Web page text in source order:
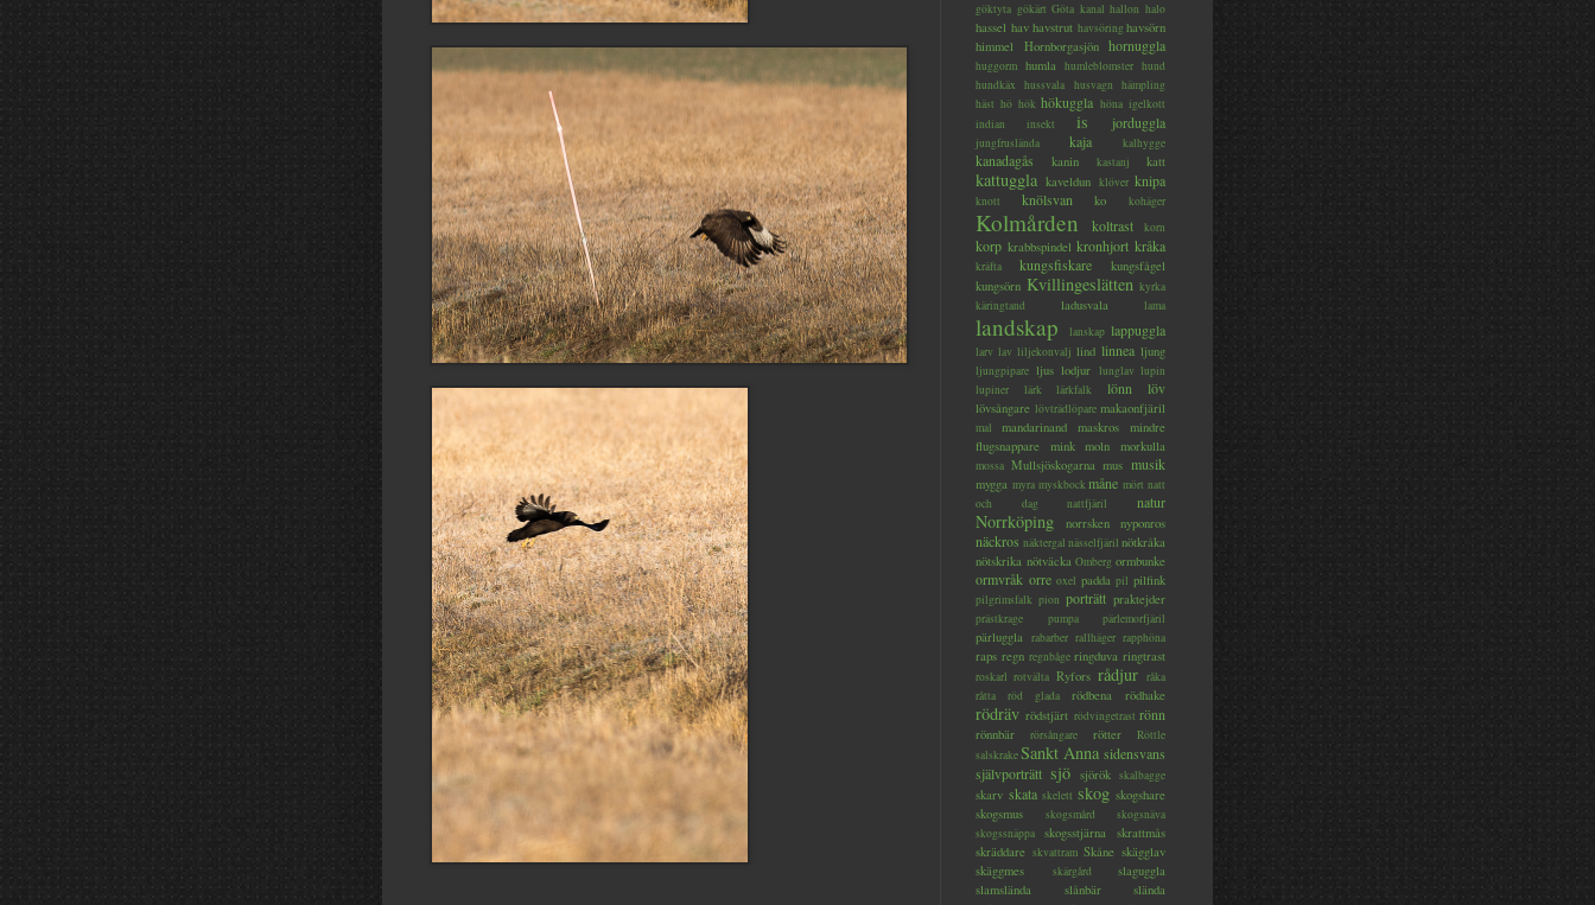
göktyta gökärt Göta kanal hallon halo
hassel hav havstrut havsöring havsörn
himmel
Hornborgasjön hornuggla
huggorm humla humleblomster hund
hundkäx
hussvala husvagn
hämpling
häst hö hök hökuggla höna igelkott
indian
insekt is jorduggla
jungfruslända kaja kalhygge
kanadagås kanin kastanj katt
kattuggla kaveldun klöver knipa
knott knölsvan ko kohäger
Kolmården koltrast korn
korp krabbspindel kronhjort kråka
kräfta kungsfiskare
kungsfågel
kungsörn Kvillingeslätten kyrka
käringtand
ladusvala lama
landskap lanskap lappuggla
larv lav liljekonvalj lind linnea ljung
ljungpipare ljus lodjur lunglav lupin
lupiner
lärk lärkfalk lönn löv
lövsångare lövträdlöpare makaonfjäril
mal mandarinand maskros
mindre
flugsnappare
mink moln morkulla
mossa Mullsjöskogarna mus musik
mygga myra myskbock måne mört natt
och dag
nattfjäril natur
Norrköping norrsken nyponros
näckros näktergal nässelfjäril nötkråka
nötskrika nötväcka Omberg ormbunke
ormvråk orre oxel padda pil pilfink
pilgrimsfalk pion porträtt praktejder
prästkrage pumpa pärlemorfjäril
pärluggla rabarber rallhäger rapphöna
raps regn regnbåge ringduva ringtrast
roskarl rotvälta Ryfors rådjur råka
råtta
röd glada rödbena rödhake
rödräv rödstjärt rödvingetrast rönn
rönnbär rörsångare rötter
Röttle
salskrakeSankt Anna sidensvans
självporträtt sjö sjörök skalbagge
skarv skata skelett skog skogshare
skogsmus
skogsmård
skogsnäva
skogssnäppa
skogsstjärna
skrattmås
skräddare skvattram Skåne skägglav
skäggmes
skärgård
slaguggla
slamslända
slånbär slända